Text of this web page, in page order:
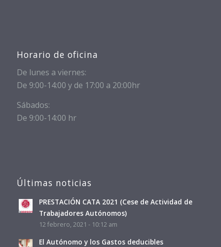
Horario de oficina
De lunes a viernes:
De 9:00-14:00 y de 17:00 a 20:00hr
Sábados:
De 9:00-14:00 hr
Últimas noticias
PRESTACIÓN CATA 2021 (Cese de Actividad de
Trabajadores Autónomos)
12 febrero, 2021 - 10:12 am
El Autónomo y los Gastos deducibles